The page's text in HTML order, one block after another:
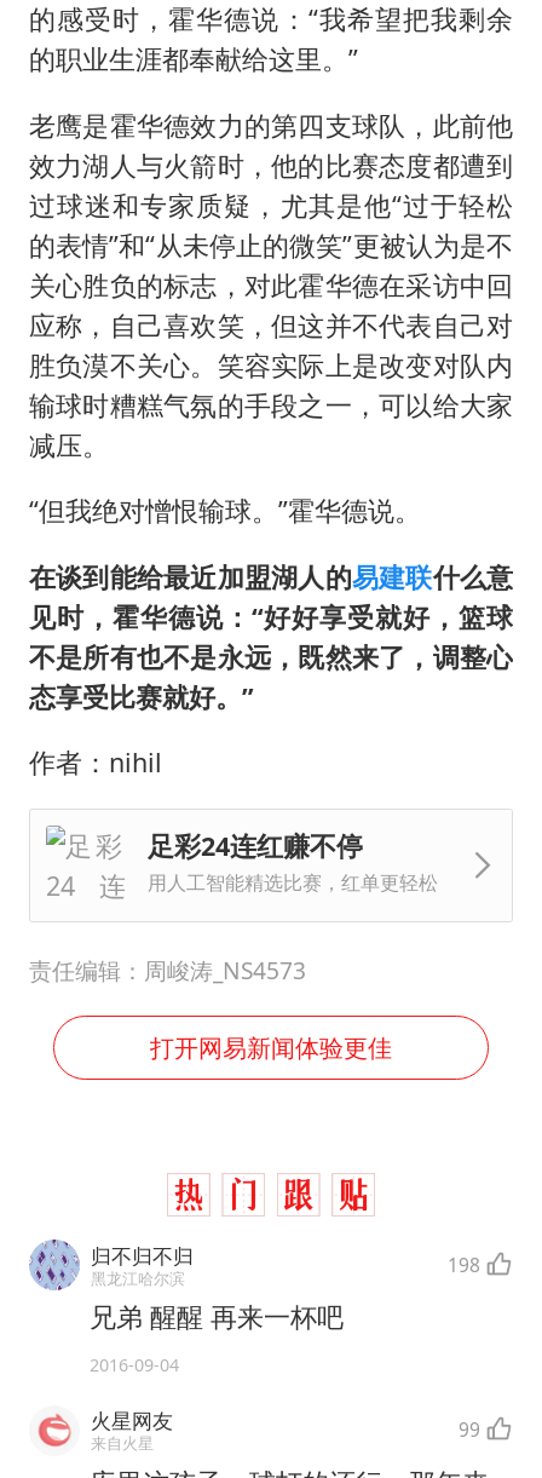
的感受时，霍华德说：“我希望把我剩余
的职业生涯都奉献给这里。”
老鹰是霍华德效力的第四支球队，此前他
效力湖人与火箭时，他的比赛态度都遭到
过球迷和专家质疑，尤其是他“过于轻松
的表情”和“从未停止的微笑”更被认为是不
关心胜负的标志，对此霍华德在采访中回
应称，自己喜欢笑，但这并不代表自己对
胜负漠不关心。笑容实际上是改变对队内
输球时糟糕气氛的手段之一，可以给大家
减压。
“但我绝对憎恨输球。”霍华德说。
在谈到能给最近加盟湖人的易建联什么意
见时，霍华德说：“好好享受就好，篮球
不是所有也不是永远，既然来了，调整心
态享受比赛就好。”
作者：nihil
足彩24连红赚不停
用人工智能精选比赛，红单更轻松
责任编辑：周峻涛_NS4573
打开网易新闻体验更佳
归不归不归
黑龙江哈尔滨 198
兄弟 醒醒 再来一杯吧
2016-09-04
火星网友
来自火星 99